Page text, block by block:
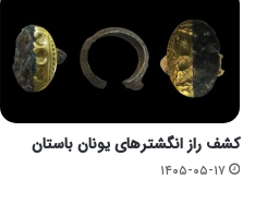
کشف راز انگشترهای یونان باستان
۱۴۰۵-۰۵-۱۷